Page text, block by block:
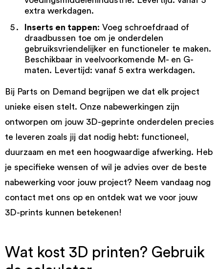
extra werkdagen.
Inserts en tappen: Voeg schroefdraad of
draadbussen toe om je onderdelen
gebruiksvriendelijker en functioneler te maken.
Beschikbaar in veelvoorkomende M- en G-
maten. Levertijd: vanaf 5 extra werkdagen.
Bij Parts on Demand begrijpen we dat elk project
unieke eisen stelt. Onze nabewerkingen zijn
ontworpen om jouw 3D-geprinte onderdelen precies
te leveren zoals jij dat nodig hebt: functioneel,
duurzaam en met een hoogwaardige afwerking. Heb
je specifieke wensen of wil je advies over de beste
nabewerking voor jouw project? Neem vandaag nog
contact met ons op en ontdek wat we voor jouw
3D-prints kunnen betekenen!
Wat kost 3D printen? Gebruik